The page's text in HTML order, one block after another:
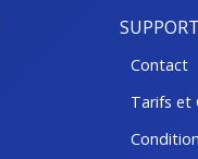
SUPPORT
Contact
Tarifs et